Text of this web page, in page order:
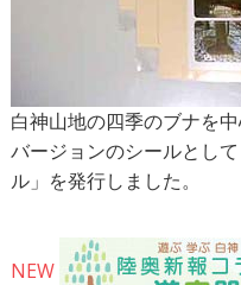
白神山地の四季のブナを
バージョンのシールとし
ル」を発行しました。
NEW